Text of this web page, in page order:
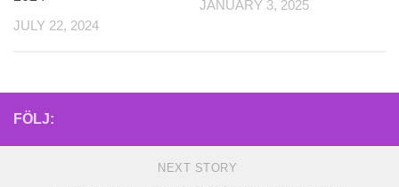
JULY 22, 2024
JANUARY 3, 2025
FÖLJ:
NEXT STORY